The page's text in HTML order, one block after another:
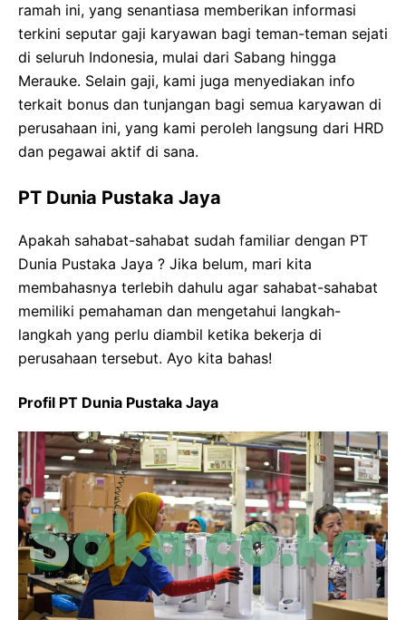
ramah ini, yang senantiasa memberikan informasi
terkini seputar gaji karyawan bagi teman-teman sejati
di seluruh Indonesia, mulai dari Sabang hingga
Merauke. Selain gaji, kami juga menyediakan info
terkait bonus dan tunjangan bagi semua karyawan di
perusahaan ini, yang kami peroleh langsung dari HRD
dan pegawai aktif di sana.
PT Dunia Pustaka Jaya
Apakah sahabat-sahabat sudah familiar dengan PT
Dunia Pustaka Jaya ? Jika belum, mari kita
membahasnya terlebih dahulu agar sahabat-sahabat
memiliki pemahaman dan mengetahui langkah-
langkah yang perlu diambil ketika bekerja di
perusahaan tersebut. Ayo kita bahas!
Profil PT Dunia Pustaka Jaya